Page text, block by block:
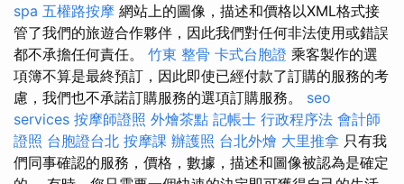
spa 五權路按摩 網站上的圖像，描述和價格以XML格式接
管了我們的旅遊合作夥伴，因此我們對任何非法使用或錯誤
都不承擔任何責任。 竹東 整骨 卡式台胞證 乘客製作的選
項簿不算是最終預訂，因此即使已經付款了訂購的服務的考
慮，我們也不承諾訂購服務的選項訂購服務。 seo
services 按摩師證照 外燴茶點 記帳士 行政程序法 會計師
證照 台胞證台北 按摩課 辦護照 台北外燴 大里推拿 只有我
們同事確認的服務，價格，數據，描述和圖像被認為是確定